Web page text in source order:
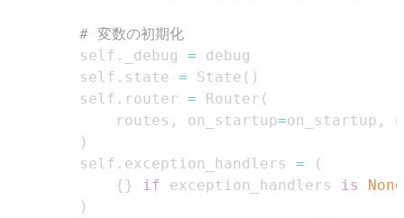
# 変数の初期化
        self
. _debug =
        self
. state = State ( )
        self
. router = Router (
            routes
, on_startup=on_startup ,
)
        self
. exception_handlers =
(
{ } if exception_handlers is
None
)